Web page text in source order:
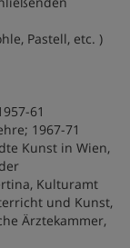
Pastell, etc. )
61
1967-71
Kunst in Wien,
Kulturamt
und Kunst,
Ärztekammer,